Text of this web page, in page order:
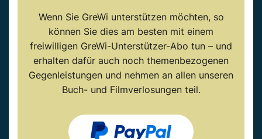
Wenn Sie GreWi unterstützen möchten, so
können Sie dies am besten mit einem
freiwilligen GreWi-Unterstützer-Abo tun – und
erhalten dafür auch noch themenbezogenen
Gegenleistungen und nehmen an allen unseren
Buch- und Filmverlosungen teil.